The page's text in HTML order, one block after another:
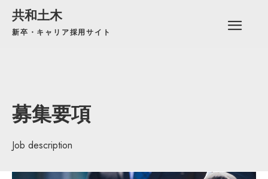
共和土木
新卒・キャリア採用サイト
募集要項
Job description